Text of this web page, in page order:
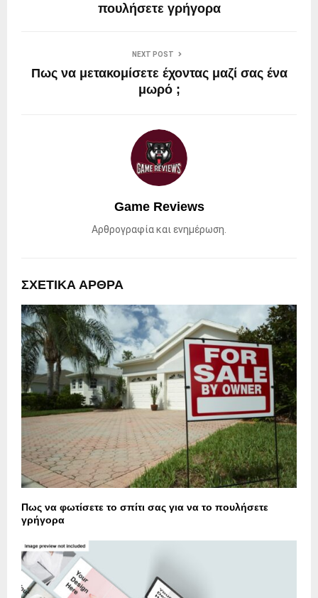
πουλήσετε γρήγορα
NEXT POST
Πως να μετακομίσετε έχοντας μαζί σας ένα
μωρό ;
Game Reviews
Αρθρογραφία και ενημέρωση.
ΣΧΕΤΙΚΑ ΑΡΘΡΑ
Πως να φωτίσετε το σπίτι σας για να το πουλήσετε
γρήγορα